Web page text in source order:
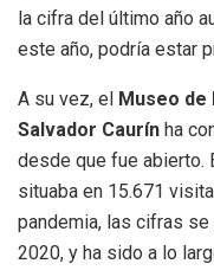
la cifra del último año
este año, podría estar
A su vez, el Museo de
Salvador Caurín ha
desde que fue abierto.
situaba en 15.671
pandemia, las cifras
2020, y ha sido a lo